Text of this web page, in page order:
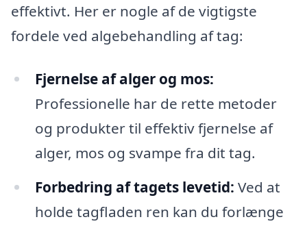
effektivt. Her er nogle af de vigtigste
fordele ved algebehandling af tag:
Fjernelse af alger og mos:
Professionelle har de rette metoder
og produkter til effektiv fjernelse af
alger, mos og svampe fra dit tag.
Forbedring af tagets levetid: Ved at
holde tagfladen ren kan du forlænge